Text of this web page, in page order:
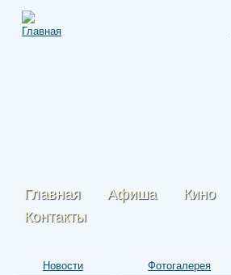
Главная Афиша Кино
Контакты
Новости
Фотогалерея